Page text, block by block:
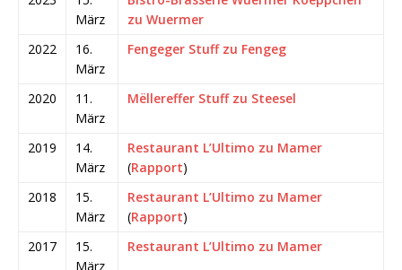
März
zu Wuermer
2022
16.
März
Fengeger Stuff zu Fengeg
2020
11.
März
Mëllereffer Stuff zu Steesel
2019
14.
März
Restaurant L’Ultimo zu Mamer
(Rapport)
2018
15.
März
Restaurant L’Ultimo zu Mamer
(Rapport)
2017
15.
März
Restaurant L’Ultimo zu Mamer